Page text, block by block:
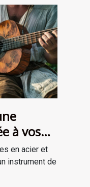
à vos
en acier et
instrument de